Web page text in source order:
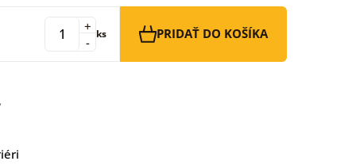
-
+ ks PRIDAŤ DO KOŠÍKA